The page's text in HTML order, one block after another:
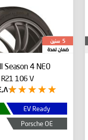
5 سنين
ضمان لمدة
Season 4 NE0
106 V
EV Ready
Porsche OE